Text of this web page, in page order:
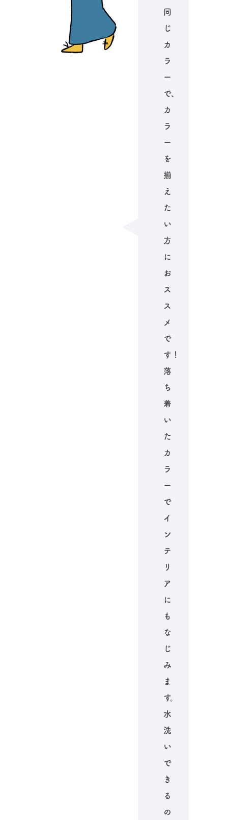
同
じ
カ
ラ
ー
で、
カ
ラ
ー
を
揃
え
た
い
方
に
お
ス
ス
メ
で
す！
落
ち
着
い
た
カ
ラ
ー
で
イ
ン
テ
リ
ア
に
も
な
じ
み
ま
す。
水
洗
い
で
き
る
の